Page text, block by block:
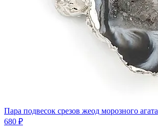
Пара подвесок срезов жеод морозного агата
680 ₽